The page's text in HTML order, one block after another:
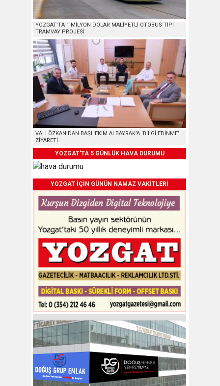
YOZGAT’TA 1 MİLYON DOLAR MALİYETLİ OTOBÜS TİPİ
TRAMVAY PROJESİ
VALİ ÖZKAN’DAN BAŞHEKİM ALBAYRAK’A ‘BİLGİ EDİNME’
ZİYARETİ
YOZGAT'TA 5 GÜNLÜK HAVA DURUMU
YOZGAT İÇİN GÜNÜN NAMAZ VAKİTLERİ